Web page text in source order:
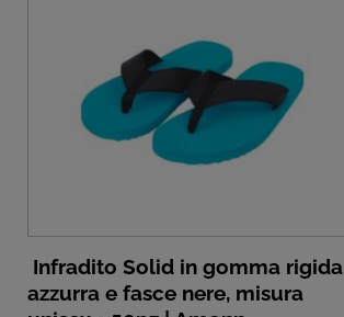
Infradito Solid in gomma rigida
azzurra e fasce nere, misura